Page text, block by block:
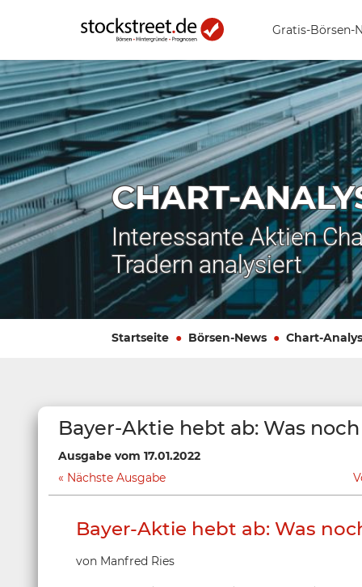
Gratis-Börsen-
CHART-
Interessante Aktien
Tradern analysiert
Startseite Börsen-News Chart-
Bayer-Aktie hebt ab: Was
Ausgabe vom 17.01.2022
Nächste Ausgabe
Bayer-Aktie hebt ab: Was
von Manfred Ries